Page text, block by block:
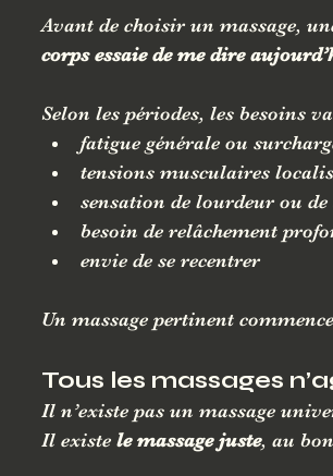
Avant de choisir un massage,
corps essaie de me dire
Selon les périodes, les besoins
fatigue générale ou
tensions musculaires
sensation de lourdeur ou
besoin de relâchement
envie de se recentrer
Un massage pertinent
Tous les massages
Il n’existe pas un massage
Il existe le massage juste, au